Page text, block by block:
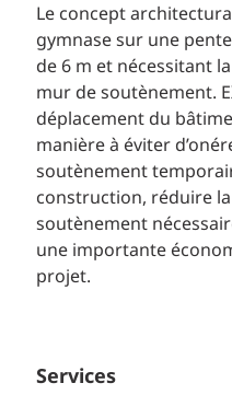
Le concept
gymnase sur une
de 6 m et nécessitant
mur de soutènement.
déplacement du
manière à éviter
soutènement
construction, réduire
soutènement
une importante
projet.
Services